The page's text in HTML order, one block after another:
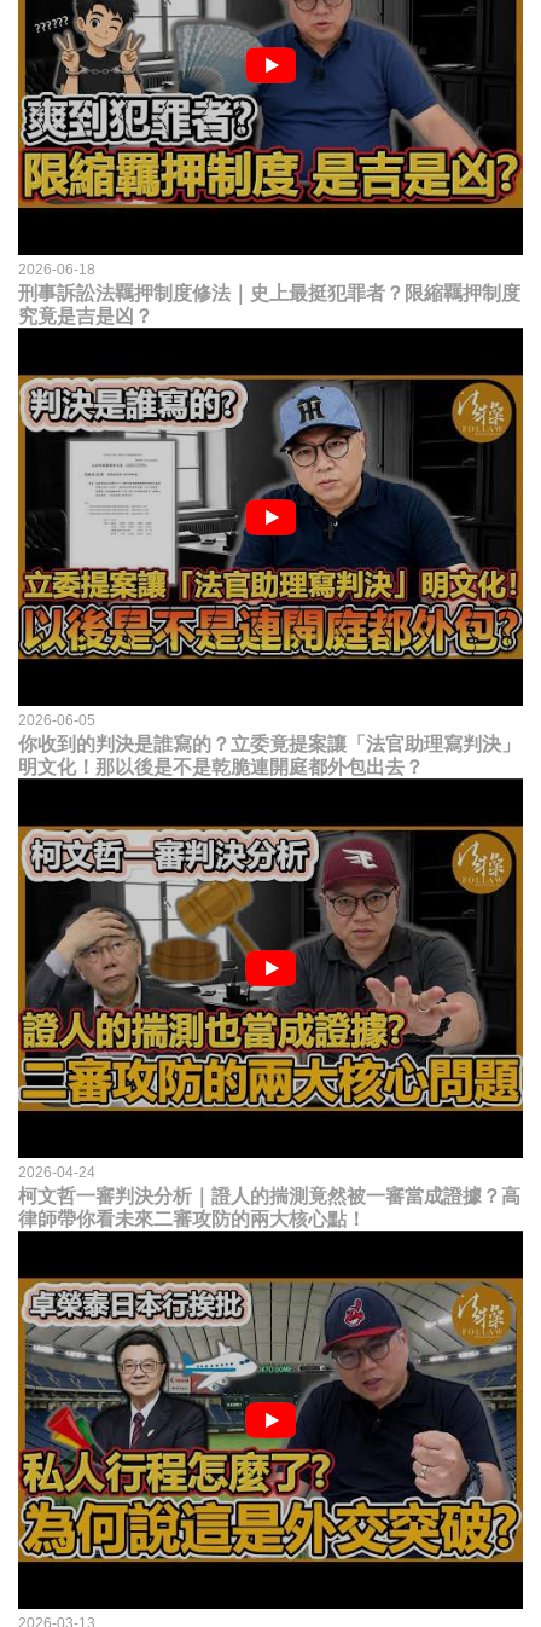
2026-06-18
刑事訴訟法羈押制度修法｜史上最挺犯罪者？限縮羈押制度
究竟是吉是凶？
2026-06-05
你收到的判決是誰寫的？立委竟提案讓「法官助理寫判決」
明文化！那以後是不是乾脆連開庭都外包出去？
2026-04-24
柯文哲一審判決分析｜證人的揣測竟然被一審當成證據？高
律師帶你看未來二審攻防的兩大核心點！